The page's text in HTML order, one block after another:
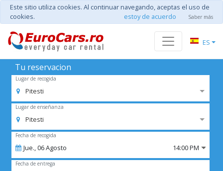
Este sitio utiliza cookies. Al continuar navegando, aceptas el uso de
cookies.
estoy de acuerdo Saber más
ES
Tu reservacion
Lugar de recogida
Pitesti
Lugar de enseñanza
Pitesti
Fecha de recogida
Jue.,06Agosto 14:00 PM
Fecha de entrega